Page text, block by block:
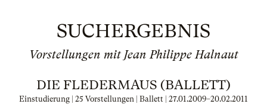
SUCHERGEBNIS
Vorstellungen mit Jean Philippe Halnaut
DIE FLEDERMAUS (BALLETT)
Einstudierung | 25 Vorstellungen | Ballett | 27.01.2009–20.02.2011